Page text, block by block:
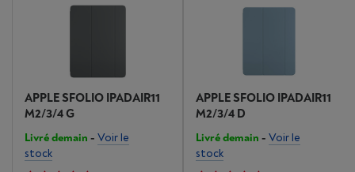
APPLE SFOLIO IPADAIR11
M2/3/4 G
Livré demain - Voir le
stock
APPLE SFOLIO IPADAIR11
M2/3/4 D
Livré demain - Voir le
stock